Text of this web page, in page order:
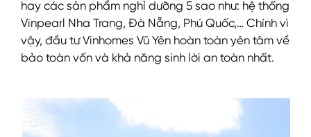
hay các sản phẩm nghỉ dưỡng 5 sao như: hệ thống
Vinpearl Nha Trang, Đà Nẵng, Phú Quốc,… Chính vì
vậy, đầu tư Vinhomes Vũ Yên hoàn toàn yên tâm về
bảo toàn vốn và khả năng sinh lời an toàn nhất.